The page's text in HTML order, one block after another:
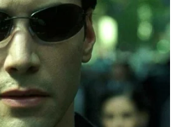
condolencias a la familia